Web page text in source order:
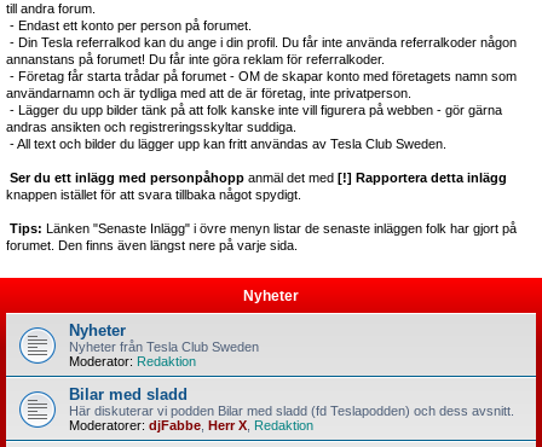
till andra forum.
- Endast ett konto per person på forumet.
- Din Tesla referralkod kan du ange i din profil. Du får inte använda referralkoder någon
annanstans på forumet! Du får inte göra reklam för referralkoder.
- Företag får starta trådar på forumet - OM de skapar konto med företagets namn som
användarnamn och är tydliga med att de är företag, inte privatperson.
- Lägger du upp bilder tänk på att folk kanske inte vill figurera på webben - gör gärna
andras ansikten och registreringsskyltar suddiga.
- All text och bilder du lägger upp kan fritt användas av Tesla Club Sweden.
Ser du ett inlägg med personpåhopp anmäl det med [!] Rapportera detta inlägg
knappen istället för att svara tillbaka något spydigt.
Tips: Länken "Senaste Inlägg" i övre menyn listar de senaste inläggen folk har gjort på
forumet. Den finns även längst nere på varje sida.
Nyheter
Nyheter
Nyheter från Tesla Club Sweden
Moderator: Redaktion
Bilar med sladd
Här diskuterar vi podden Bilar med sladd (fd Teslapodden) och dess avsnitt.
Moderatorer: djFabbe Herr X Redaktion